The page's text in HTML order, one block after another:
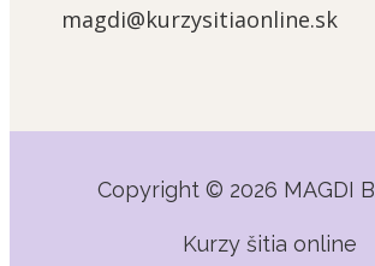
magdi@kurzysitiaonline.sk
Copyright © 2026 MAGDI
Kurzy šitia online